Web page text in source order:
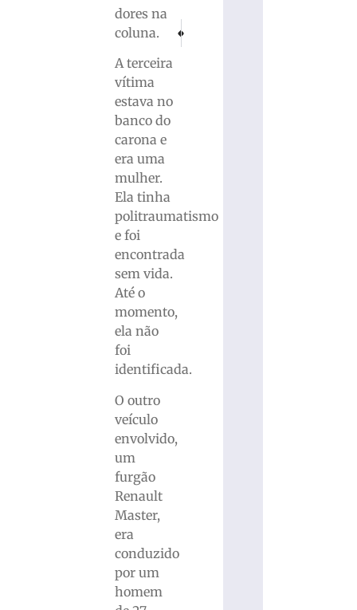
dores na
coluna.
A terceira
vítima
estava no
banco do
carona e
era uma
mulher.
Ela tinha
politraumatismo
e foi
encontrada
sem vida.
Até o
momento,
ela não
foi
identificada.
O outro
veículo
envolvido,
um
furgão
Renault
Master,
era
conduzido
por um
homem